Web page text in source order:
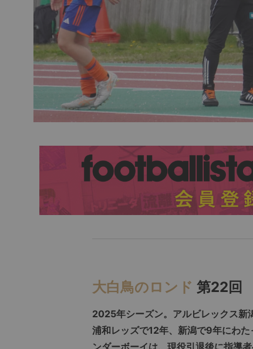
大白鳥のロンド 第22回
2025年シーズン。アルビレックス新
浦和レッズで12年、新潟で9年にわ